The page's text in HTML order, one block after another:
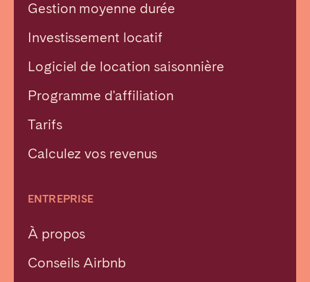
Gestion moyenne durée
Investissement locatif
Logiciel de location saisonnière
Programme d'affiliation
Tarifs
Calculez vos revenus
ENTREPRISE
À propos
Conseils Airbnb